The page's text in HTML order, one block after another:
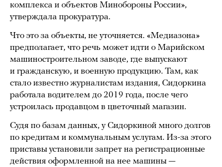
комплекса и объектов Минобороны России»,
утверждала прокуратура.
Что это за объекты, не уточняется. «Медиазона»
предполагает, что речь может идти о Марийском
машиностроительном заводе, где выпускают
и гражданскую, и военную продукцию. Там, как
стало известно журналистам издания, Сидоркина
работала водителем до 2019 года, после чего
устроилась продавцом в цветочный магазин.
Судя по базам данных, у Сидоркиной много долгов
по кредитам и коммунальным услугам. Из-за этого
приставы установили запрет на регистрационные
действия оформленной на нее машины —